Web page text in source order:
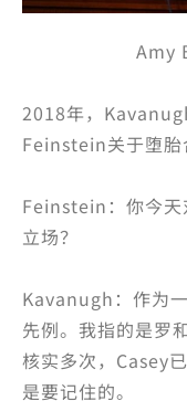
Amy
2018年，
Feinstein关于堕胎
Feinstein：你今天
立场？
Kavanugh：作为
先例。我指的是罗
核实多次，Casey
是要记住的。